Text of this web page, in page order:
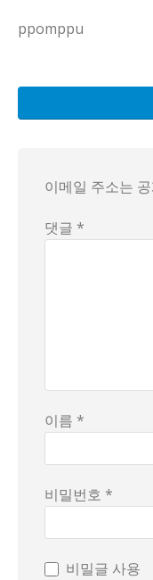
ppomppu
KBS2 방송이라고 하
등장인물들은 과장
한편 화면에 비친
이 모든 게 다 '사연'
이메일 주소는
댓글 *
이름 *
비밀번호 *
비밀글 사용